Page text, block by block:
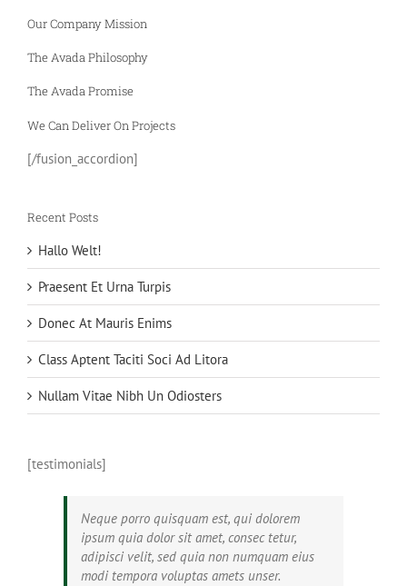
Our Company Mission
The Avada Philosophy
The Avada Promise
We Can Deliver On Projects
[/fusion_accordion]
Recent Posts
Hallo Welt!
Praesent Et Urna Turpis
Donec At Mauris Enims
Class Aptent Taciti Soci Ad Litora
Nullam Vitae Nibh Un Odiosters
[testimonials]
Neque porro quisquam est, qui dolorem
ipsum quia dolor sit amet, consec tetur,
adipisci velit, sed quia non numquam eius
modi tempora voluptas amets unser.